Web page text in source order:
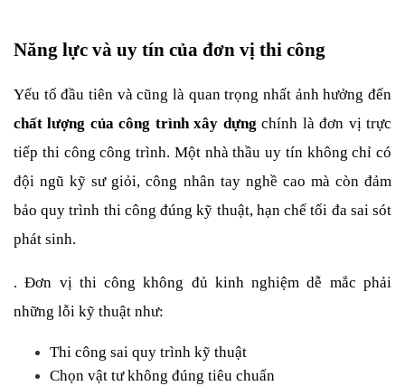
Năng lực và uy tín của đơn vị thi công
chất lượng của công trình xây dựng chính là đơn vị trực
tiếp thi công công trình. Một nhà thầu uy tín không chỉ có
đội ngũ kỹ sư giỏi, công nhân tay nghề cao mà còn đảm
bảo quy trình thi công đúng kỹ thuật, hạn chế tối đa sai sót
phát sinh.
. Đơn vị thi công không đủ kinh nghiệm dễ mắc phải
những lỗi kỹ thuật như:
Thi công sai quy trình kỹ thuật
Chọn vật tư không đúng tiêu chuẩn